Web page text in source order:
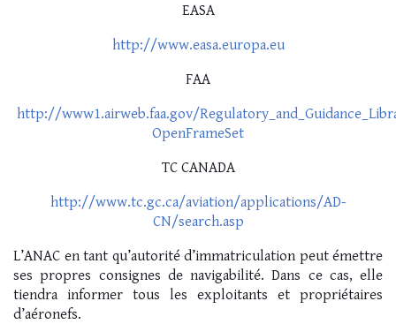
EASA
http://www.easa.europa.eu
FAA
http://www1.airweb.faa.gov/
OpenFrameSet
TC CANADA
http://www.tc.gc.ca/aviation/applications/AD-
CN/search.asp
L’ANAC en tant qu’autorité d’immatriculation peut émettre
ses propres consignes de navigabilité. Dans ce cas, elle
tiendra informer tous les exploitants et propriétaires
d’aéronefs.